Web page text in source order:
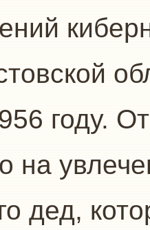
году.
на
дед,